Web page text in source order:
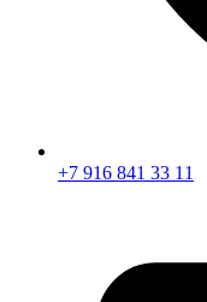
+7 916 841 33 11